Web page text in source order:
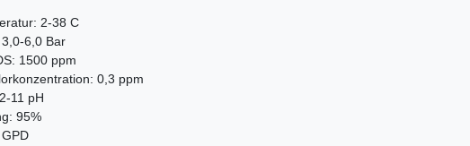
2-38 C
6,0 Bar
1500 ppm
0,3 ppm
11 pH
95%